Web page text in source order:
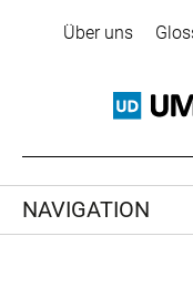
Über uns
NAVIGATION